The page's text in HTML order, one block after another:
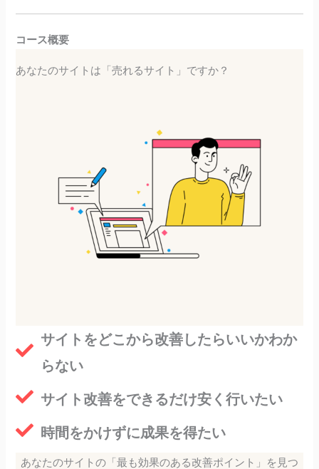
コース概要
あなたのサイトは「売れるサイト」ですか？
サイトをどこから改善したらいいかわか
らない
サイト改善をできるだけ安く行いたい
時間をかけずに成果を得たい
あなたのサイトの「最も効果のある改善ポイント」を見つ